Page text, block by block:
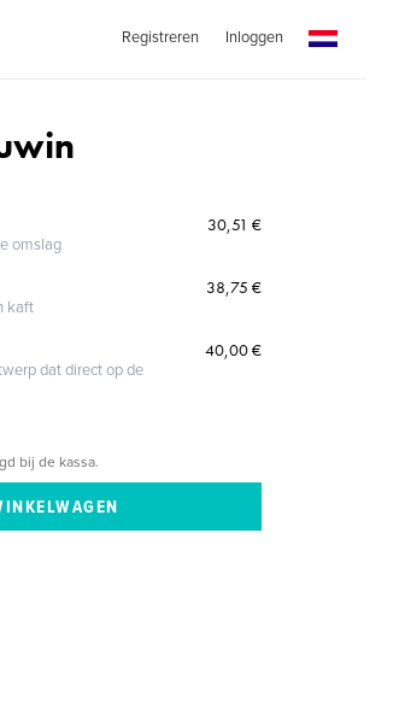
Registreren Inloggen
omslag
30,51 €
kaft
38,75 €
dat direct op de
40,00 €
bij de kassa.